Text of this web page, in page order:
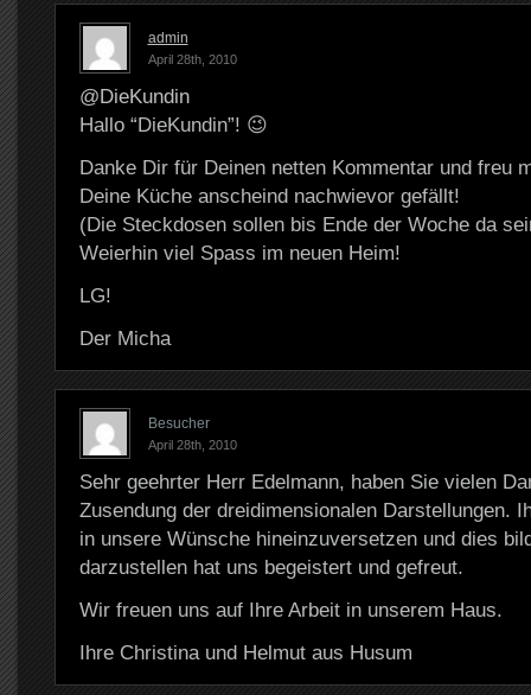
admin
April 28th, 2010
@DieKundin
Hallo “DieKundin”! 😉
Danke Dir für Deinen netten Kommentar und freu
Deine Küche anscheind nachwievor gefällt!
(Die Steckdosen sollen bis Ende der Woche da
Weierhin viel Spass im neuen Heim!
LG!
Der Micha
Besucher
April 28th, 2010
Sehr geehrter Herr Edelmann, haben Sie vielen
Zusendung der dreidimensionalen Darstellungen.
in unsere Wünsche hineinzuversetzen und dies
darzustellen hat uns begeistert und gefreut.
Wir freuen uns auf Ihre Arbeit in unserem Haus.
Ihre Christina und Helmut aus Husum